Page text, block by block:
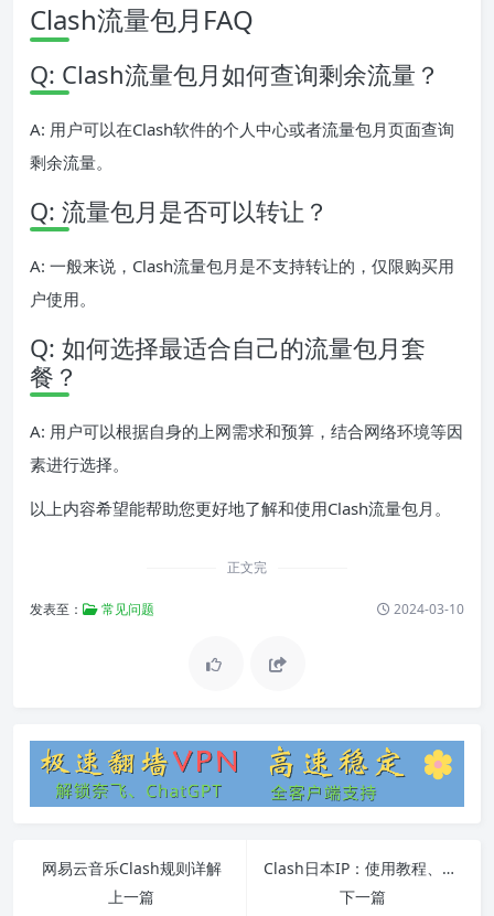
Clash流量包月FAQ
Q: Clash流量包月如何查询剩余流量？
A: 用户可以在Clash软件的个人中心或者流量包月页面查询
剩余流量。
Q: 流量包月是否可以转让？
A: 一般来说，Clash流量包月是不支持转让的，仅限购买用
户使用。
Q: 如何选择最适合自己的流量包月套
餐？
A: 用户可以根据自身的上网需求和预算，结合网络环境等因
素进行选择。
以上内容希望能帮助您更好地了解和使用Clash流量包月。
正文完
发表至： 常见问题 2024-03-10
网易云音乐Clash规则详解
上一篇
Clash日本IP：使用教程、常见问题和软件安装
下一篇